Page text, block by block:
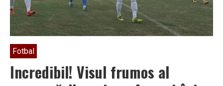
Fotbal
Incredibil! Visul frumos al